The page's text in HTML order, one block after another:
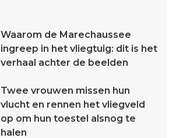
Waarom de Marechaussee
ingreep in het vliegtuig: dit is het
verhaal achter de beelden
Twee vrouwen missen hun
vlucht en rennen het vliegveld
op om hun toestel alsnog te
halen